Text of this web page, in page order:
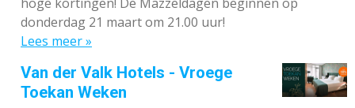
donderdag 21 maart om 21.00 uur!
Lees meer »
Van der Valk Hotels - Vroege
Toekan Weken